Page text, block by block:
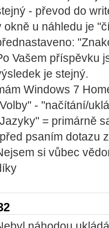
- převod do
okně u náhledu je
Vašem příspěvku
je stejný.
Windows 7
- "načítání/
= primárně
psaním dotazu
si vůbec